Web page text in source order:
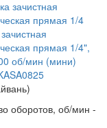
прямая 1/4",
об/мин (мини)
оборотов, об/мин -